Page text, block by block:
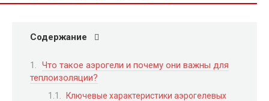
Содержание
Что такое аэрогели и почему они важны для
теплоизоляции?
Ключевые характеристики аэрогелевых